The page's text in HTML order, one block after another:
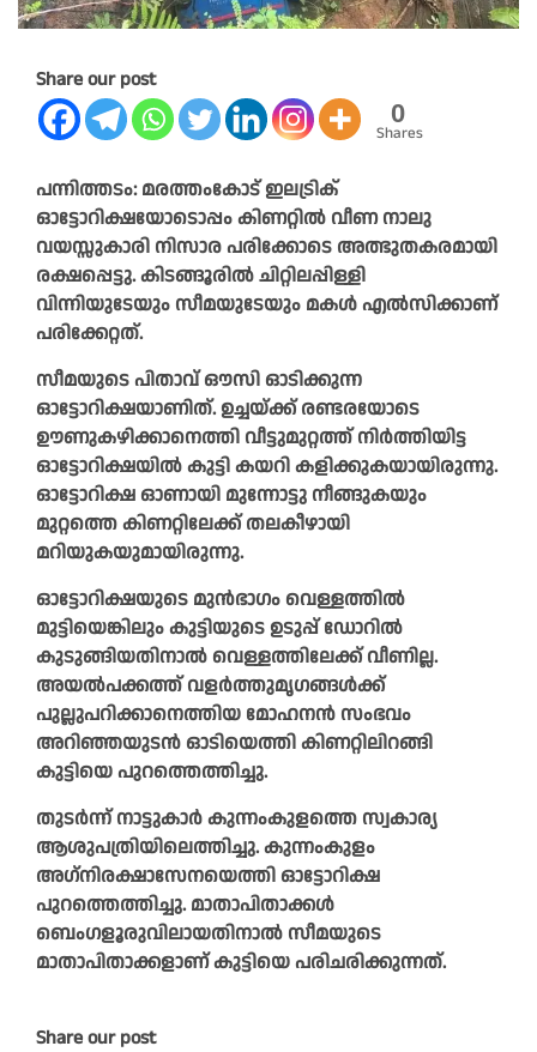
Share our post
0
Shares
പന്നിത്തടം: മരത്തംകോട് ഇലട്രിക്
ഓട്ടോറിക്ഷയോടൊപ്പം കിണറ്റിൽ വീണ നാലു
വയസ്സുകാരി നിസാര പരിക്കോടെ അത്ഭുതകരമായി
രക്ഷപ്പെട്ടു. കിടങ്ങൂരിൽ ചിറ്റിലപ്പിള്ളി
വിന്നിയുടേയും സീമയുടേയും മകൾ എൽസിക്കാണ്
പരിക്കേറ്റത്.
സീമയുടെ പിതാവ് ഔസി ഓടിക്കുന്ന
ഓട്ടോറിക്ഷയാണിത്. ഉച്ചയ്ക്ക് രണ്ടരയോടെ
ഊണുകഴിക്കാനെത്തി വീട്ടുമുറ്റത്ത് നിർത്തിയിട്ട
ഓട്ടോറിക്ഷയിൽ കുട്ടി കയറി കളിക്കുകയായിരുന്നു.
ഓട്ടോറിക്ഷ ഓണായി മുന്നോട്ടു നീങ്ങുകയും
മുറ്റത്തെ കിണറ്റിലേക്ക് തലകീഴായി
മറിയുകയുമായിരുന്നു.
ഓട്ടോറിക്ഷയുടെ മുൻഭാഗം വെള്ളത്തിൽ
മുട്ടിയെങ്കിലും കുട്ടിയുടെ ഉടുപ്പ് ഡോറിൽ
കുടുങ്ങിയതിനാൽ വെള്ളത്തിലേക്ക് വീണില്ല.
അയൽപക്കത്ത് വളർത്തുമൃഗങ്ങൾക്ക്
പുല്ലുപറിക്കാനെത്തിയ മോഹനൻ സംഭവം
അറിഞ്ഞയുടൻ ഓടിയെത്തി കിണറ്റിലിറങ്ങി
കുട്ടിയെ പുറത്തെത്തിച്ചു.
തുടർന്ന് നാട്ടുകാർ കുന്നംകുളത്തെ സ്വകാര്യ
ആശുപത്രിയിലെത്തിച്ചു. കുന്നംകുളം
അഗ്‌നിരക്ഷാസേനയെത്തി ഓട്ടോറിക്ഷ
പുറത്തെത്തിച്ചു. മാതാപിതാക്കൾ
ബെംഗളൂരുവിലായതിനാൽ സീമയുടെ
മാതാപിതാക്കളാണ് കുട്ടിയെ പരിചരിക്കുന്നത്.
Share our post